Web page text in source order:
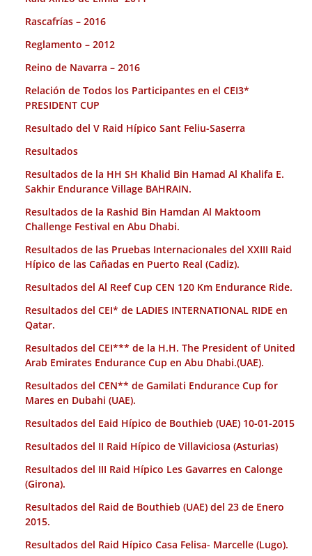
Rascafrías – 2016
Reglamento – 2012
Reino de Navarra – 2016
Relación de Todos los Participantes en el CEI3*
PRESIDENT CUP
Resultado del V Raid Hípico Sant Feliu-Saserra
Resultados
Resultados de la HH SH Khalid Bin Hamad Al Khalifa E.
Sakhir Endurance Village BAHRAIN.
Resultados de la Rashid Bin Hamdan Al Maktoom
Challenge Festival en Abu Dhabi.
Resultados de las Pruebas Internacionales del XXIII Raid
Hípico de las Cañadas en Puerto Real (Cadiz).
Resultados del Al Reef Cup CEN 120 Km Endurance Ride.
Resultados del CEI* de LADIES INTERNATIONAL RIDE en
Qatar.
Resultados del CEI*** de la H.H. The President of United
Arab Emirates Endurance Cup en Abu Dhabi.(UAE).
Resultados del CEN** de Gamilati Endurance Cup for
Mares en Dubahi (UAE).
Resultados del Eaid Hípico de Bouthieb (UAE) 10-01-2015
Resultados del II Raid Hípico de Villaviciosa (Asturias)
Resultados del III Raid Hípico Les Gavarres en Calonge
(Girona).
Resultados del Raid de Bouthieb (UAE) del 23 de Enero
2015.
Resultados del Raid Hípico Casa Felisa- Marcelle (Lugo).